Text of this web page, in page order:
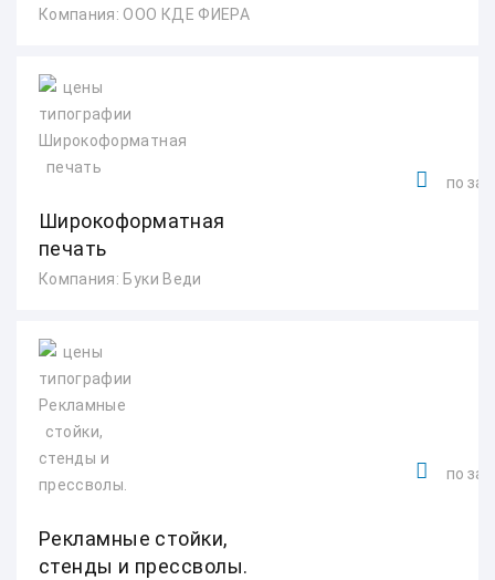
Компания: ООО КДЕ ФИЕРА
Широкоформатная
печать
Компания: Буки Веди
по
Рекламные стойки,
стенды и прессволы.
по